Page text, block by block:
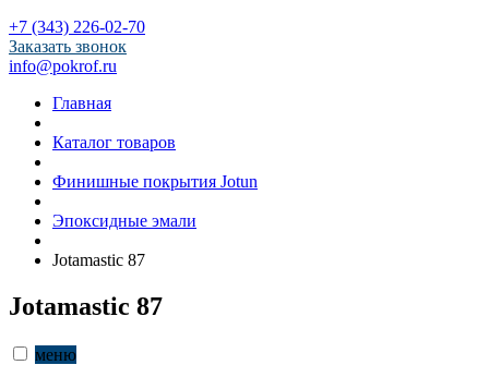
+7 (343) 226-02-70
Заказать звонок
info@pokrof.ru
Главная
Каталог товаров
Финишные покрытия Jotun
Эпоксидные эмали
Jotamastic 87
Jotamastic 87
меню